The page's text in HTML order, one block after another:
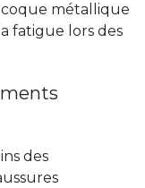
métallique
fatigue lors des
des